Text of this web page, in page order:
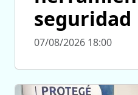
seguridad
07/08/2026 18:00